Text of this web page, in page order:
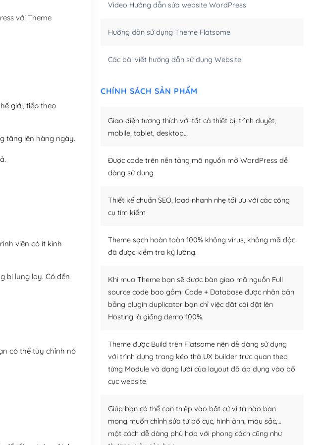
Hosting 5GB SSD (1 năm)
(+950,000₫)
với Theme
giới, tiếp theo
tăng lên hàng ngày.
viên có ít kinh
bị lung lay. Có đến
có thể tùy chỉnh nó
Video Hướng dẫn sửa website WordPress
Hướng dẫn sử dụng Theme Flatsome
Các bài viết hướng dẫn sử dụng Website
CHÍNH SÁCH SẢN PHẨM
Giao diện tương thích với tất cả thiết bị, trình duyệt,
mobile, tablet, desktop…
Được code trên nền tảng mã nguồn mở WordPress dễ
dàng sử dụng
Thiết kế chuẩn SEO, load nhanh nhẹ tối ưu với các công
cụ tìm kiếm
Theme sạch hoàn toàn 100% không virus, không mã độc
đã được kiểm tra kỹ lưỡng.
Khi mua Theme bạn sẽ được bàn giao mã nguồn Full
source code bao gồm: Code + Database được nhân bản
bằng plugin duplicator bạn chỉ việc đăt cài đặt lên
Hosting là giống demo 100%.
Theme được Build trên Flatsome nên dễ dàng sử dụng
với trình dựng trang kéo thả UX builder trực quan theo
từng Module và dạng lưới của layout đã áp dụng vào bố
cục website.
Giúp bạn có thể can thiệp vào bất cứ vị trí nào bạn
mong muốn chỉnh sửa từ bố cục, hình ảnh, màu sắc,…
một cách dễ dàng phù hợp với phong cách cũng như